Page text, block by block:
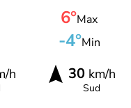
h
6°Max
-4°Min
30km/h
Sud